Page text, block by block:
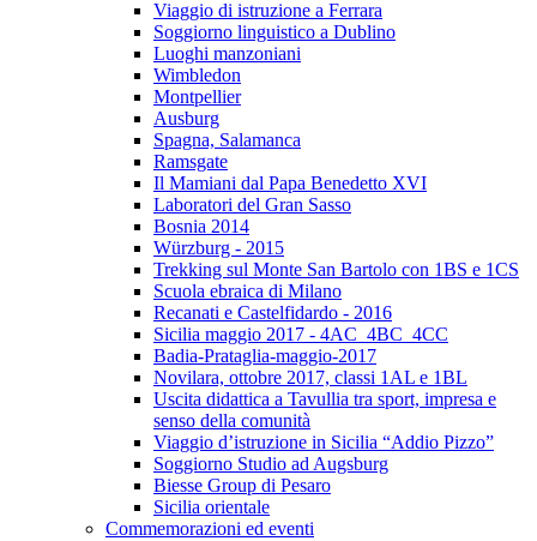
Viaggio di istruzione a Ferrara
Soggiorno linguistico a Dublino
Luoghi manzoniani
Wimbledon
Montpellier
Ausburg
Spagna, Salamanca
Ramsgate
Il Mamiani dal Papa Benedetto XVI
Laboratori del Gran Sasso
Bosnia 2014
Würzburg - 2015
Trekking sul Monte San Bartolo con 1BS e 1CS
Scuola ebraica di Milano
Recanati e Castelfidardo - 2016
Sicilia maggio 2017 - 4AC_4BC_4CC
Badia-Prataglia-maggio-2017
Novilara, ottobre 2017, classi 1AL e 1BL
Uscita didattica a Tavullia tra sport, impresa e
senso della comunità
Viaggio d’istruzione in Sicilia “Addio Pizzo”
Soggiorno Studio ad Augsburg
Biesse Group di Pesaro
Sicilia orientale
Commemorazioni ed eventi